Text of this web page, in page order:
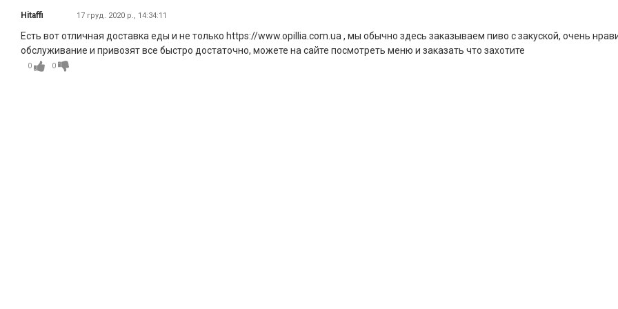
Hitaffi 17 груд. 2020 р., 14:34:11
Есть вот отличная доставка еды и не только https://www.opillia.com.ua , мы обычно здесь заказываем пиво с закуской, очень
обслуживание и привозят все быстро достаточно, можете на сайте посмотреть меню и заказать что захотите
0 0